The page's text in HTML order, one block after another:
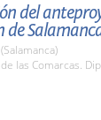
del
de
de las Comarcas.